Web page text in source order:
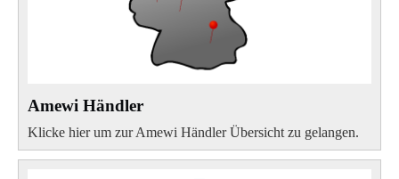
Amewi Händler
Klicke hier um zur Amewi Händler Übersicht zu gelangen.